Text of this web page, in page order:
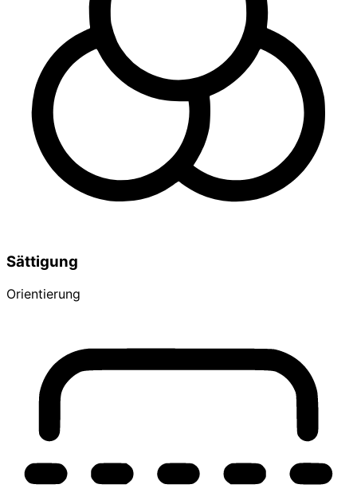
Sättigung
Orientierung